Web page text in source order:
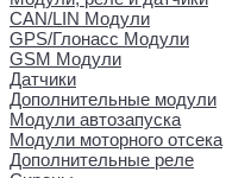
CAN/LIN Модули
GPS/Глонасс Модули
GSM Модули
Датчики
Дополнительные модули
Модули автозапуска
Модули моторного отсека
Дополнительные реле